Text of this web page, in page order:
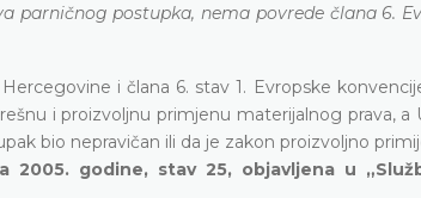
parničnog postupka, nema povrede člana 6.
i člana 6. stav 1. Evropske
i proizvoljnu primjenu materijalnog prava, a
bio nepravičan ili da je zakon proizvoljno
godine, stav 25, objavljena u